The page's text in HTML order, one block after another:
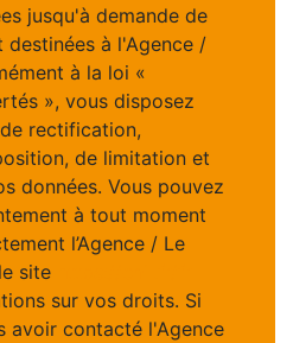
jusqu'à demande de
destinées à l'Agence /
à la loi «
», vous disposez
rectification,
de limitation et
données. Vous pouvez
à tout moment
l’Agence / Le
site
sur vos droits. Si
avoir contacté l'Agence